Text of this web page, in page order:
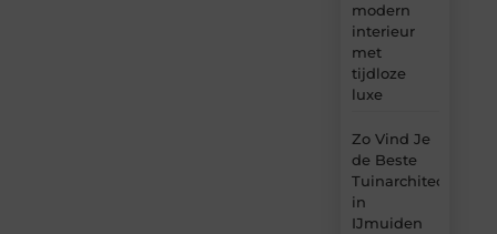
modern
interieur
met
tijdloze
luxe
Zo Vind Je
de Beste
Tuinarchitect
in
IJmuiden